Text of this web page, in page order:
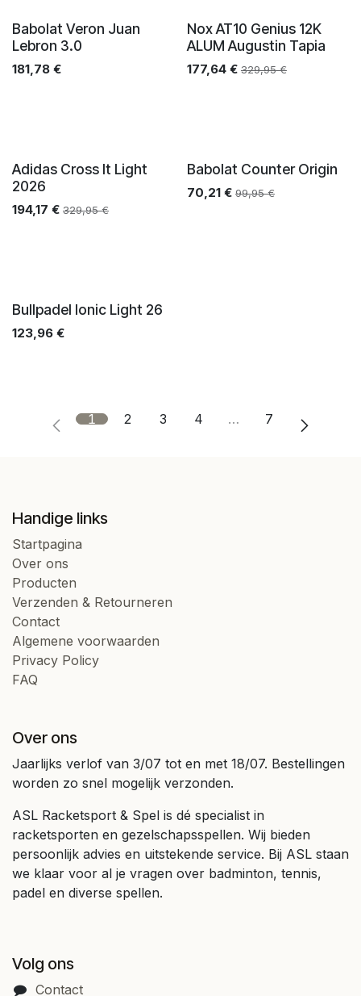
Babolat Veron Juan
Lebron 3.0
181,78 €
Nox AT10 Genius 12K
ALUM Augustin Tapia
177,64€ 329,95€
Adidas Cross It Light
2026
194,17 € 329,95€
Babolat Counter Origin
70,21€ 99,95€
Bullpadel Ionic Light 26
123,96 €
1 2 3 4 … 7
Handige links
Startpagina
Over ons
Producten
Verzenden & Retourneren
Contact
Algemene voorwaarden
Privacy Policy
FAQ
Over ons
Jaarlijks verlof van 3/07 tot en met 18/07. Bestellingen
worden zo snel mogelijk verzonden.
ASL Racketsport & Spel is dé specialist in
racketsporten en gezelschapsspellen. Wij bieden
persoonlijk advies en uitstekende service. Bij ASL staan
we klaar voor al je vragen over badminton, tennis,
padel en diverse spellen.
Volg ons
Contact